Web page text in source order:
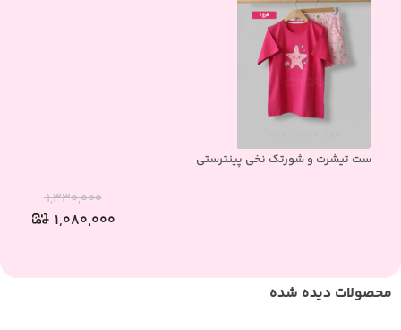
ست تیشرت و شورتک نخی پینترستی
۱,۳۳۰,۰۰۰
۱,۰۸۰,۰۰۰
محصولات دیده شده